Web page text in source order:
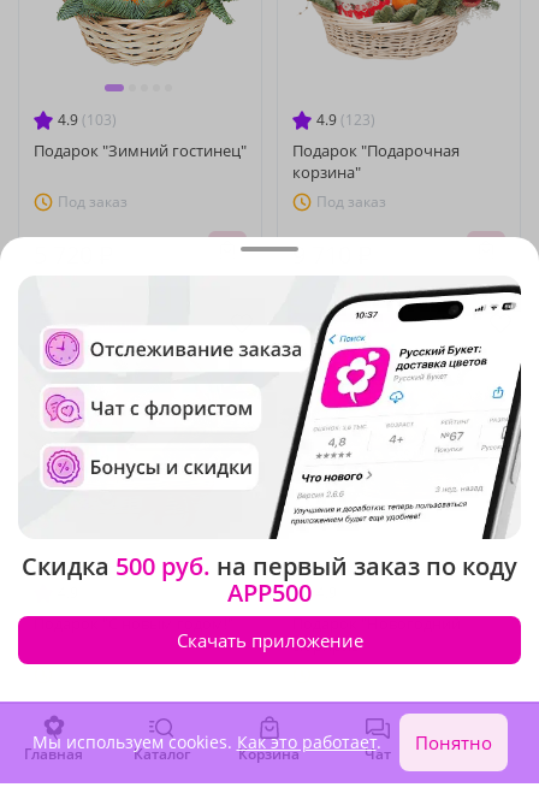
4.9 (103)
Подарок "Зимний гостинец"
Под заказ
4.9 (123)
Подарок "Подарочная
корзина"
Под заказ
9 710 ₽
Подарок "С новым годом!"
8 730 ₽
Сезонные цветы
Подарок "Новогодний
сюрприз"
7 840 ₽
Сезонные цветы
Главная Каталог Корзина Чат Войти
Скидка 500 руб. на первый заказ по коду
APP500
Скачать приложение
Мы используем cookies. Как это работает. Понятно